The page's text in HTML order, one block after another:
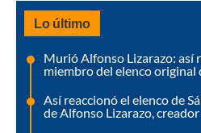
Lo último
Murió Alfonso Lizarazo: así
miembro del elenco original
Así reaccionó el elenco de
de Alfonso Lizarazo,